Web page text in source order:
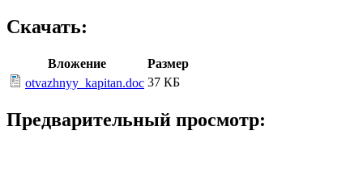
Скачать:
Вложение
Размер
otvazhnyy_kapitan.doc 37 КБ
Предварительный просмотр: